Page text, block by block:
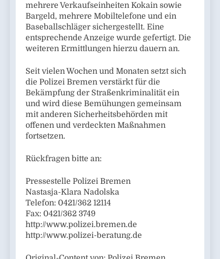
mehrere Verkaufseinheiten Kokain sowie
Bargeld, mehrere Mobiltelefone und ein
Baseballschläger sichergestellt. Eine
entsprechende Anzeige wurde gefertigt. Die
weiteren Ermittlungen hierzu dauern an.
Seit vielen Wochen und Monaten setzt sich
die Polizei Bremen verstärkt für die
Bekämpfung der Straßenkriminalität ein
und wird diese Bemühungen gemeinsam
mit anderen Sicherheitsbehörden mit
offenen und verdeckten Maßnahmen
fortsetzen.
Rückfragen bitte an:
Pressestelle Polizei Bremen
Nastasja-Klara Nadolska
Telefon: 0421/362 12114
Fax: 0421/362 3749
http://www.polizei.bremen.de
http://www.polizei-beratung.de